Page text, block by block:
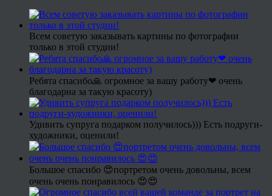
Всем советую заказывать картины по фотографии
только в этой студии!
Ребята спасибо🙏 огромное за вашу работу❤ очень
благодарна за такую красоту)
Удивить супруга подарком получилось))) Есть подруги-
художники, оценили!
Большое спасибо 😍портретом очень довольны, всем
очень очень понравилось 😍😍